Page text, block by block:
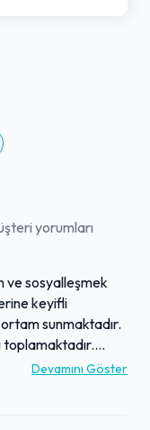
yorumları
ve sosyalleşmek
keyifli
sunmaktadır.
ise
Devamını Göster